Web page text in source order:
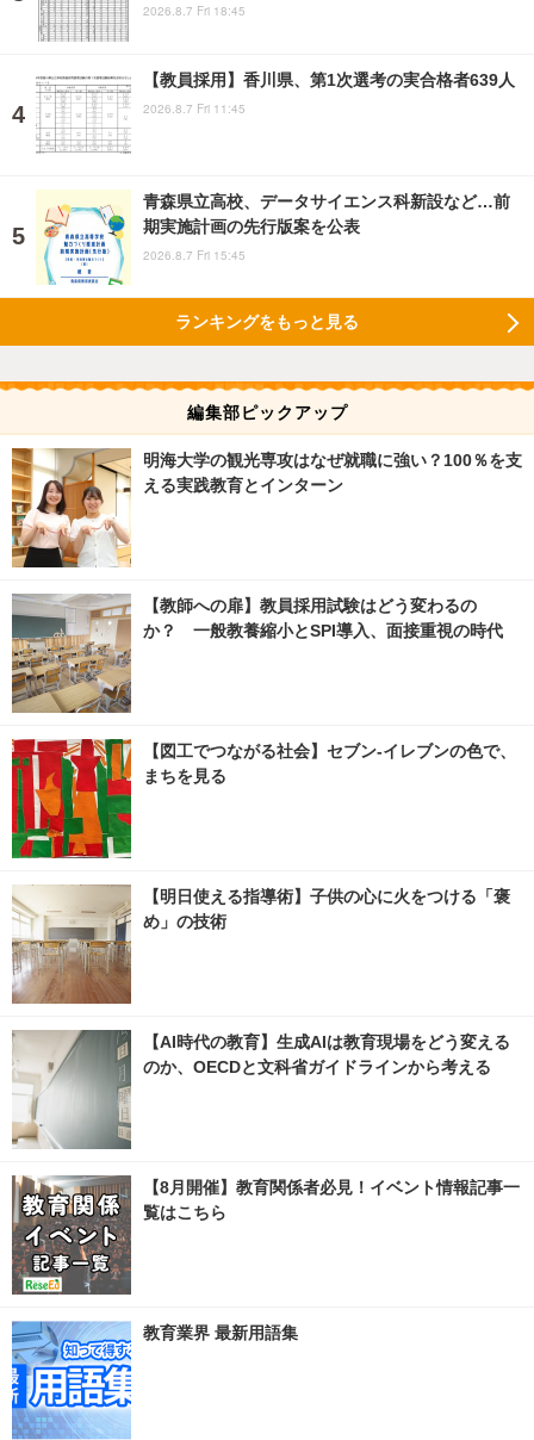
2026.8.7 Fri 18:45
【教員採用】香川県、第1次選考の実合格者639人
2026.8.7 Fri 11:45
青森県立高校、データサイエンス科新設など…前
期実施計画の先行版案を公表
2026.8.7 Fri 15:45
ランキングをもっと見る
編集部ピックアップ
明海大学の観光専攻はなぜ就職に強い？100％を支
える実践教育とインターン
【教師への扉】教員採用試験はどう変わるの
か？ 一般教養縮小とSPI導入、面接重視の時代
【図工でつながる社会】セブン‐イレブンの色で、
まちを見る
【明日使える指導術】子供の心に火をつける「褒
め」の技術
【AI時代の教育】生成AIは教育現場をどう変える
のか、OECDと文科省ガイドラインから考える
【8月開催】教育関係者必見！イベント情報記事一
覧はこちら
教育業界 最新用語集